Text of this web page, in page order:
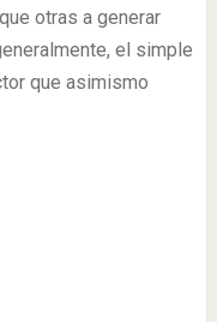
otras a generar
el simple
que asimismo